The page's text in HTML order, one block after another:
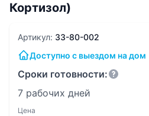
Кортизол)
Артикул: 33-80-002
Доступно с выездом на дом
Сроки готовности:
7 рабочих дней
Цена